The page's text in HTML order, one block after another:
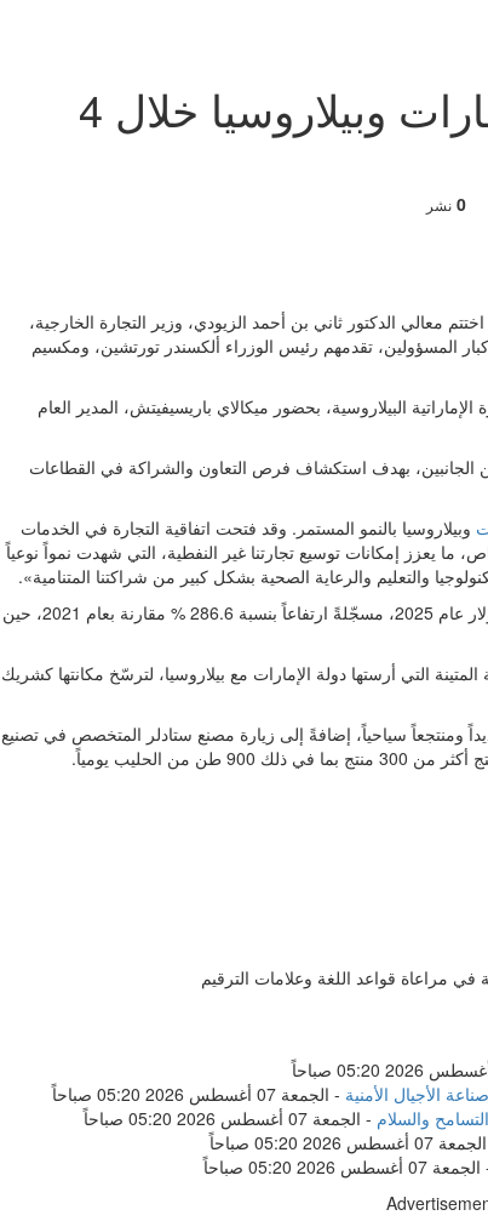
286.6 % نمو تجارة الإمارات وبيلاروسيا خلال 4
0 نشر
- الاثنين 8 يونيو 2026 02:21 صباحاً - اختتم معالي الدكتور ثاني بن أحمد الزيودي، وزير التجارة الخارجية،
كبار المسؤولين، تقدمهم رئيس الوزراء ألكسندر تورتشين، ومكسيم
البيلاروسية، بحضور ميكالاي باريسيفيتش، المدير العام
بهدف استكشاف فرص التعاون والشراكة في القطاعات
وبيلاروسيا بالنمو المستمر. وقد فتحت اتفاقية التجارة في الخدمات
ما يعزز إمكانات توسيع تجارتنا غير النفطية، التي شهدت نمواً نوعياً
والتعليم والرعاية الصحية بشكل كبير من شراكتنا المتنامية».
وبلغت قيمة التجارة غير النفطية بين البلدين 319.5 مليون دولار عام 2025، مسجّلةً ارتفاعاً بنسبة 286.6 % مقارنة بعام 2021، حين
التي أرستها دولة الإمارات مع بيلاروسيا، لترسّخ مكانتها كشريك
ومنتجعاً سياحياً، إضافةً إلى زيارة مصنع ستادلر المتخصص في تصنيع
مراعاة قواعد اللغة وعلامات الترقيم
الأجيال الأمنية - الجمعة 07 أغسطس 2026 05:20 صباحاً
والسلام - الجمعة 07 أغسطس 2026 05:20 صباحاً
الجمعة 07 أغسطس 2026 05:20 صباحاً
الجمعة 07 أغسطس 2026 05:20 صباحاً